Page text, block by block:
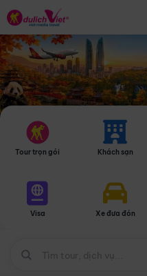
Tour trọn gói Khách sạn
Visa Xe đưa đón